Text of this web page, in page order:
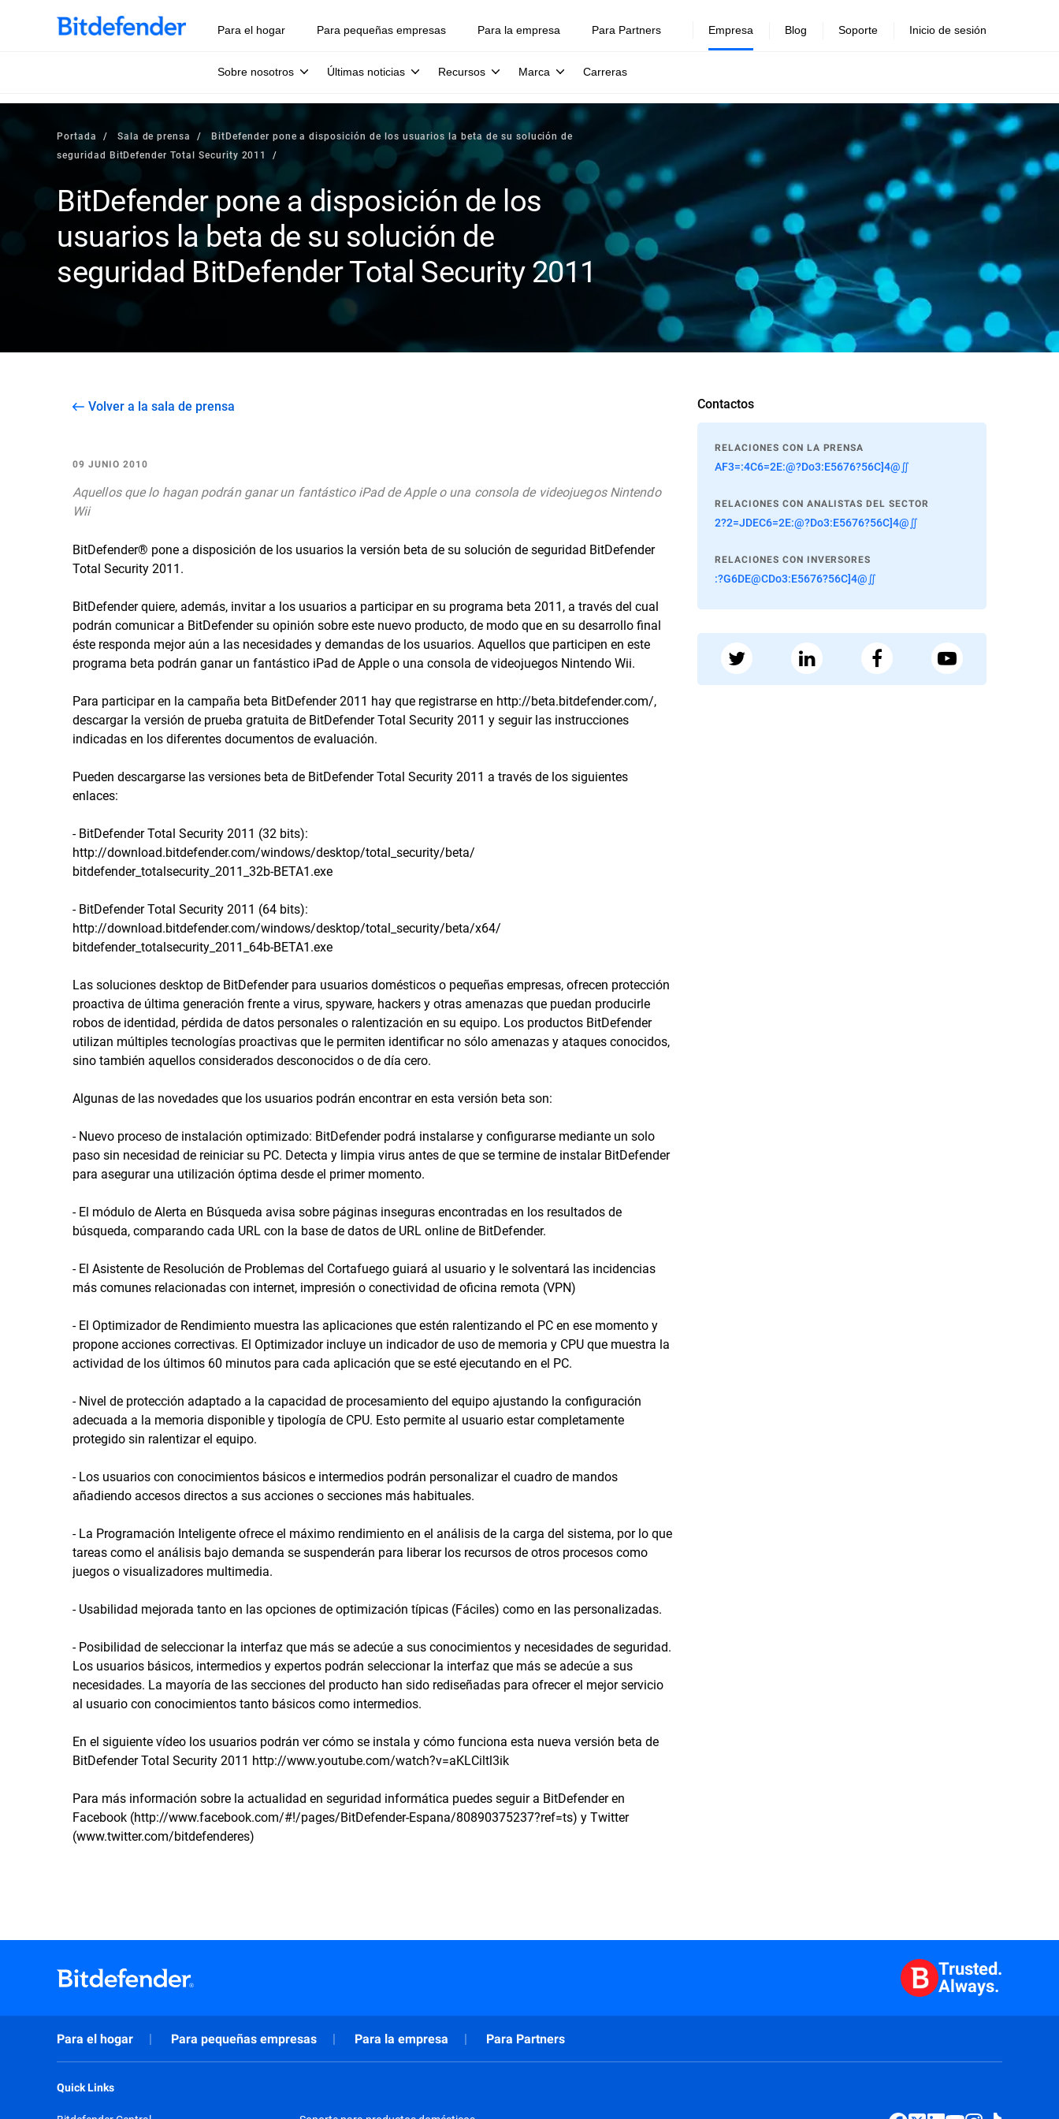
Para el hogar Para pequeñas empresas Para la empresa Para Partners Empresa
Sobre nosotros Últimas noticias Recursos Marca Carreras
Blog Soporte Inicio de sesión
Portada Sala de prensa
BitDefender pone a disposición de los usuarios la beta de su solución de
seguridad BitDefender Total Security 2011
BitDefender pone a disposición de los
usuarios la beta de su solución de
seguridad BitDefender Total Security 2011
Volver a la sala de prensa
09 JUNIO 2010
Aquellos que lo hagan podrán ganar un fantástico iPad de Apple o una consola de videojuegos Nintendo
Wii
BitDefender® pone a disposición de los usuarios la versión beta de su solución de seguridad BitDefender
Total Security 2011.
BitDefender quiere, además, invitar a los usuarios a participar en su programa beta 2011, a través del cual
podrán comunicar a BitDefender su opinión sobre este nuevo producto, de modo que en su desarrollo final
éste responda mejor aún a las necesidades y demandas de los usuarios. Aquellos que participen en este
programa beta podrán ganar un fantástico iPad de Apple o una consola de videojuegos Nintendo Wii.
Para participar en la campaña beta BitDefender 2011 hay que registrarse en http://beta.bitdefender.com/,
descargar la versión de prueba gratuita de BitDefender Total Security 2011 y seguir las instrucciones
indicadas en los diferentes documentos de evaluación.
Pueden descargarse las versiones beta de BitDefender Total Security 2011 a través de los siguientes
enlaces:
- BitDefender Total Security 2011 (32 bits):
http://download.bitdefender.com/windows/desktop/total_security/beta/
bitdefender_totalsecurity_2011_32b-BETA1.exe
- BitDefender Total Security 2011 (64 bits):
http://download.bitdefender.com/windows/desktop/total_security/beta/x64/
bitdefender_totalsecurity_2011_64b-BETA1.exe
Las soluciones desktop de BitDefender para usuarios domésticos o pequeñas empresas, ofrecen protección
proactiva de última generación frente a virus, spyware, hackers y otras amenazas que puedan producirle
robos de identidad, pérdida de datos personales o ralentización en su equipo. Los productos BitDefender
utilizan múltiples tecnologías proactivas que le permiten identificar no sólo amenazas y ataques conocidos,
sino también aquellos considerados desconocidos o de día cero.
Algunas de las novedades que los usuarios podrán encontrar en esta versión beta son:
- Nuevo proceso de instalación optimizado: BitDefender podrá instalarse y configurarse mediante un solo
paso sin necesidad de reiniciar su PC. Detecta y limpia virus antes de que se termine de instalar BitDefender
para asegurar una utilización óptima desde el primer momento.
- El módulo de Alerta en Búsqueda avisa sobre páginas inseguras encontradas en los resultados de
búsqueda, comparando cada URL con la base de datos de URL online de BitDefender.
- El Asistente de Resolución de Problemas del Cortafuego guiará al usuario y le solventará las incidencias
más comunes relacionadas con internet, impresión o conectividad de oficina remota (VPN)
- El Optimizador de Rendimiento muestra las aplicaciones que estén ralentizando el PC en ese momento y
propone acciones correctivas. El Optimizador incluye un indicador de uso de memoria y CPU que muestra la
actividad de los últimos 60 minutos para cada aplicación que se esté ejecutando en el PC.
- Nivel de protección adaptado a la capacidad de procesamiento del equipo ajustando la configuración
adecuada a la memoria disponible y tipología de CPU. Esto permite al usuario estar completamente
protegido sin ralentizar el equipo.
- Los usuarios con conocimientos básicos e intermedios podrán personalizar el cuadro de mandos
añadiendo accesos directos a sus acciones o secciones más habituales.
- La Programación Inteligente ofrece el máximo rendimiento en el análisis de la carga del sistema, por lo que
tareas como el análisis bajo demanda se suspenderán para liberar los recursos de otros procesos como
juegos o visualizadores multimedia.
- Usabilidad mejorada tanto en las opciones de optimización típicas (Fáciles) como en las personalizadas.
- Posibilidad de seleccionar la interfaz que más se adecúe a sus conocimientos y necesidades de seguridad.
Los usuarios básicos, intermedios y expertos podrán seleccionar la interfaz que más se adecúe a sus
necesidades. La mayoría de las secciones del producto han sido rediseñadas para ofrecer el mejor servicio
al usuario con conocimientos tanto básicos como intermedios.
En el siguiente vídeo los usuarios podrán ver cómo se instala y cómo funciona esta nueva versión beta de
BitDefender Total Security 2011 http://www.youtube.com/watch?v=aKLCiltl3ik
Para más información sobre la actualidad en seguridad informática puedes seguir a BitDefender en
Facebook (http://www.facebook.com/#!/pages/BitDefender-Espana/80890375237?ref=ts) y Twitter
(www.twitter.com/bitdefenderes)
Contactos
RELACIONES CON LA PRENSA
AF3=:4C6=2E:@?Do3:E5676?56C]4@∬
RELACIONES CON ANALISTAS DEL SECTOR
2?2=JDEC6=2E:@?Do3:E5676?56C]4@∬
RELACIONES CON INVERSORES
:?G6DE@CDo3:E5676?56C]4@∬
Trusted.
Always.
Para el hogar Para pequeñas empresas Para la empresa Para Partners
Quick Links